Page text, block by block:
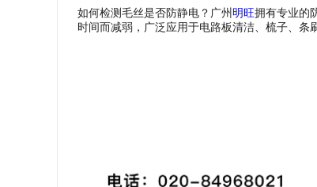
如何检测毛丝是否防静电？广州 明旺拥有专业的
时间而减弱，广泛应用于电路板清洁、梳子、条